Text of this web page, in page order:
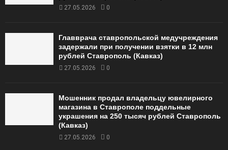
27.05.2026 0
Главврача ставропольской медучреждения
задержали при получении взятки в 12 млн
рублей Ставрополь (Кавказ)
27.05.2026 0
Мошенник продал владельцу ювелирного
магазина в Ставрополе поддельные
украшения на 250 тысяч рублей Ставрополь
(Кавказ)
27.05.2026 0